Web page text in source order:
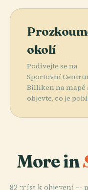
okolí
Podívejte se na
Sportovní
Billiken na mapě
objevte, co je
More in
82 míst k objevení —